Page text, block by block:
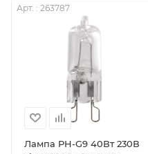
Арт. : 263787
Лампа PH-G9 40Вт 230В